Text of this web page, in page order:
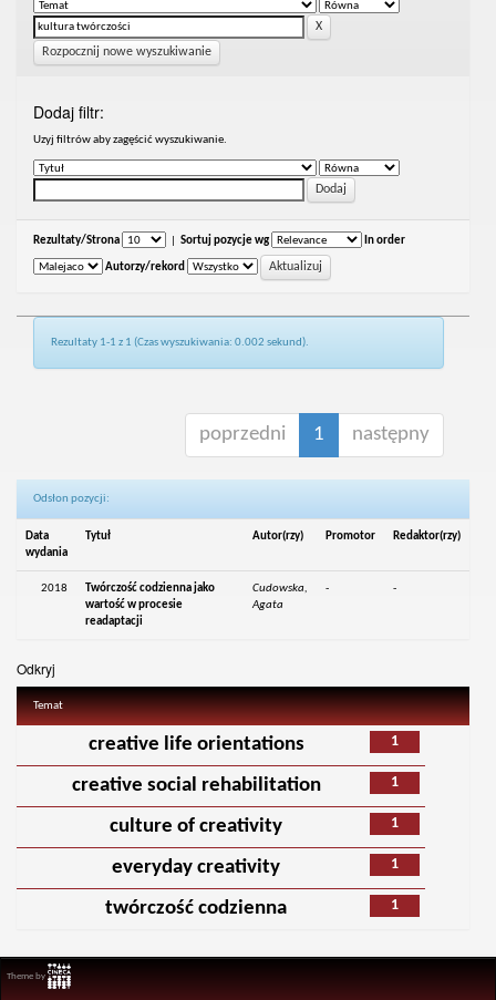
Rozpocznij nowe wyszukiwanie
Dodaj filtr:
Uzyj filtrów aby zagęścić wyszukiwanie.
Rezultaty/Strona Sortuj pozycje wg In order
Autorzy/rekord
Rezultaty 1-1 z 1 (Czas wyszukiwania: 0.002 sekund).
poprzedni 1 następny
Odsłon pozycji:
Data
wydania
Tytuł Autor(rzy) Promotor Redaktor(rzy)
2018
Twórczość codzienna jako
wartość w procesie
readaptacji
Cudowska,
Agata
- -
Odkryj
Temat
1
creative life orientations
1
creative social rehabilitation
1
culture of creativity
1
everyday creativity
1
twórczość codzienna
Theme by